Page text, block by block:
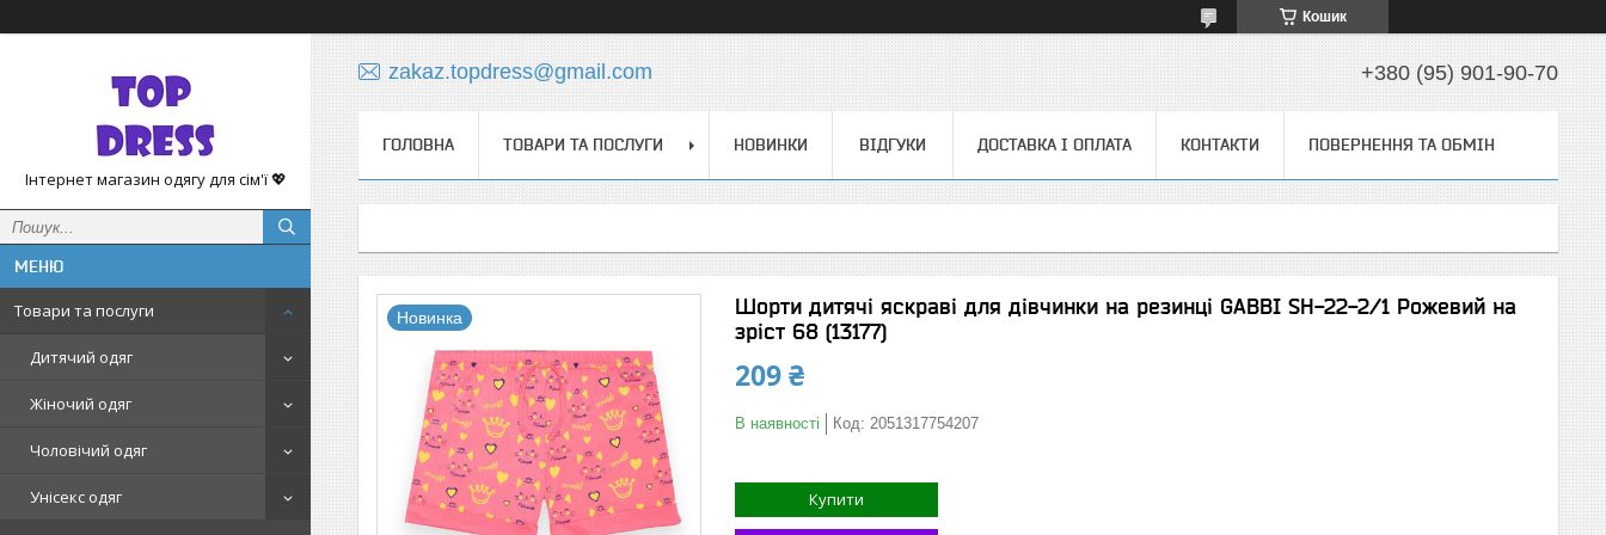
Кошик
Інтернет магазин одягу для сім'ї 💖
Товари та послуги
Дитячий одяг
Жіночий одяг
Чоловічий одяг
Унісекс одяг
zakaz.topdress@gmail.com +380 (95) 901-90-70
ГОЛОВНА ТОВАРИ ТА ПОСЛУГИ НОВИНКИ ВІДГУКИ ДОСТАВКА І ОПЛАТА КОНТАКТИ ПОВЕРНЕННЯ ТА ОБМІН
Новинка
Шорти дитячі яскраві для дівчинки на резинці GABBI SH-22-2/1 Рожевий на
зріст 68 (13177)
209 ₴
В наявності Код: 2051317754207
Купити